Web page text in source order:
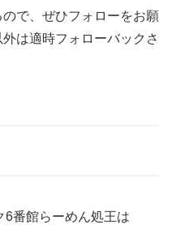
で、ぜひフォローをお願
は適時フォローバックさ
6番館らーめん処王は